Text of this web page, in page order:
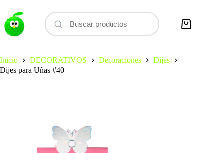
contenido
Carro
Inicio
DECORATIVOS Decoraciones
Dijes
Dijes para Uñas #40